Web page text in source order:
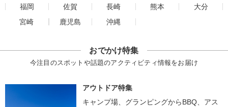
福岡
佐賀 長崎 熊本
大分
宮崎
鹿児島 沖縄
おでかけ特集
今注目のスポットや話題のアクティビティ情報をお届け
アウトドア特集
キャンプ場、グランピングからBBQ、アス